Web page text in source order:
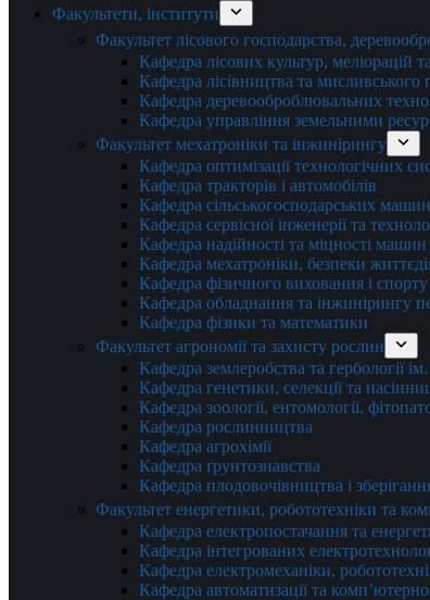
Факультети, інститути
Факультет лісового господарства,
Кафедра лісових культур, меліорацій
Кафедра лісівництва та мисливського
Кафедра деревооброблювальних
Кафедра управління земельними
Факультет мехатроніки та інжинірингу
Кафедра оптимізації технологічних
Кафедра тракторів і автомобілів
Кафедра сільськогосподарських
Кафедра cервісної інженерії та
Кафедра надійності та міцності
Кафедра мехатроніки, безпеки
Кафедра фізичного виховання і спорту
Кафедра обладнання та інжинірингу
Кафедра фізики та математики
Факультет агрономії та захисту рослин
Кафедра землеробства та гербології
Кафедра генетики, селекції та
Кафедра зоології, ентомології,
Кафедра рослинництва
Кафедра агрохімії
Кафедра ґрунтознавства
Кафедра плодовочівництва і
Факультет енергетики, робототехніки та
Кафедра електропостачання та
Кафедра інтегрованих
Кафедра електромеханіки,
Кафедра автоматизації та